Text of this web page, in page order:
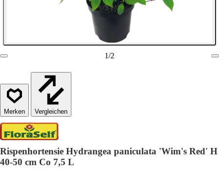
1/2
Vergleichen
Rispenhortensie Hydrangea paniculata 'Wim's Red' H
40-50 cm Co 7,5 L